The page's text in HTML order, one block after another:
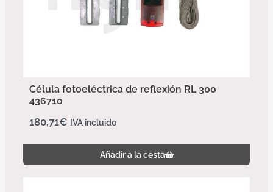
Célula fotoeléctrica de reflexión RL 300
436710
180,71€ IVA incluido
Añadir a la cesta